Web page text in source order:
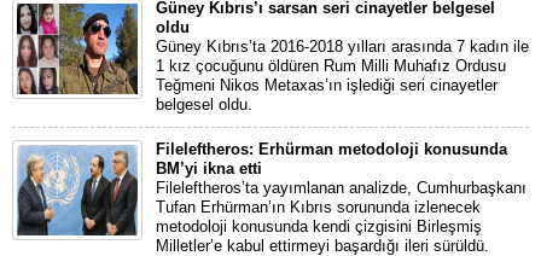
Güney Kıbrıs’ı sarsan seri cinayetler belgesel
oldu
Güney Kıbrıs’ta 2016-2018 yılları arasında 7 kadın ile
1 kız çocuğunu öldüren Rum Milli Muhafız Ordusu
Teğmeni Nikos Metaxas’ın işlediği seri cinayetler
belgesel oldu.
Fileleftheros: Erhürman metodoloji konusunda
BM’yi ikna etti
Fileleftheros’ta yayımlanan analizde, Cumhurbaşkanı
Tufan Erhürman’ın Kıbrıs sorununda izlenecek
metodoloji konusunda kendi çizgisini Birleşmiş
Milletler’e kabul ettirmeyi başardığı ileri sürüldü.